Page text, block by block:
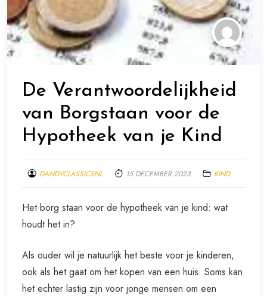
De Verantwoordelijkheid
van Borgstaan voor de
Hypotheek van je Kind
DANDYCLASSICSNL 15 DECEMBER 2023 KIND
Het borg staan voor de hypotheek van je kind: wat
houdt het in?
Als ouder wil je natuurlijk het beste voor je kinderen,
ook als het gaat om het kopen van een huis. Soms kan
het echter lastig zijn voor jonge mensen om een